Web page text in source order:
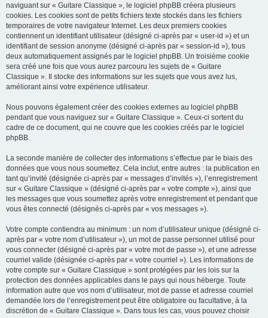
naviguant sur « Guitare Classique », le logiciel phpBB créera plusieurs
cookies. Les cookies sont de petits fichiers texte stockés dans les fichiers
temporaires de votre navigateur Internet. Les deux premiers cookies
contiennent un identifiant utilisateur (désigné ci-après par « user-id ») et un
identifiant de session anonyme (désigné ci-après par « session-id »), tous
deux automatiquement assignés par le logiciel phpBB. Un troisième cookie
sera créé une fois que vous aurez parcouru les sujets de « Guitare
Classique ». Il stocke des informations sur les sujets que vous avez lus,
améliorant ainsi votre expérience utilisateur.
Nous pouvons également créer des cookies externes au logiciel phpBB
pendant que vous naviguez sur « Guitare Classique ». Ceux-ci sortent du
cadre de ce document, qui ne couvre que les cookies créés par le logiciel
phpBB.
La seconde manière de collecter des informations s’effectue par le biais des
données que vous nous soumettez. Cela inclut, entre autres : la publication en
tant qu’invité (désignée ci-après par « messages d’invités »), l’enregistrement
sur « Guitare Classique » (désigné ci-après par « votre compte »), ainsi que
les messages que vous soumettez après votre enregistrement et pendant que
vous êtes connecté (désignés ci-après par « vos messages »).
Votre compte contiendra au minimum : un nom d’utilisateur unique (désigné ci-
après par « votre nom d’utilisateur »), un mot de passe personnel utilisé pour
vous connecter (désigné ci-après par « votre mot de passe »), et une adresse
courriel valide (désignée ci-après par « votre courriel »). Les informations de
votre compte sur « Guitare Classique » sont protégées par les lois sur la
protection des données applicables dans le pays qui nous héberge. Toute
information autre que vos nom d’utilisateur, mot de passe et adresse courriel
demandée lors de l’enregistrement peut être obligatoire ou facultative, à la
discrétion de « Guitare Classique ». Dans tous les cas, vous pouvez choisir